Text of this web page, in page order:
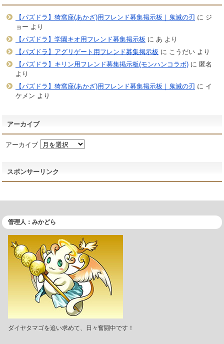
【パズドラ】猗窩座(あかざ)用フレンド募集掲示板｜鬼滅の刃 に ジ
ョー より
【パズドラ】学園キオ用フレンド募集掲示板 に あ より
【パズドラ】アグリゲート用フレンド募集掲示板 に こうだいより
【パズドラ】キリン用フレンド募集掲示板(モンハンコラボ)に 匿名
より
【パズドラ】猗窩座(あかざ)用フレンド募集掲示板｜鬼滅の刃 に イ
ケメン より
アーカイブ
アーカイブ
スポンサーリンク
管理人：みかどら
ダイヤタマゴを追い求めて、日々奮闘中です！